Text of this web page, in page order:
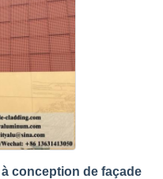
conception de façade